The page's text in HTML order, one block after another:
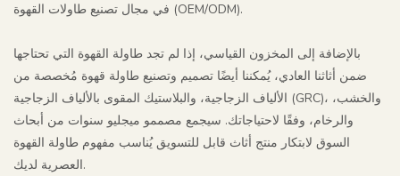
في مجال تصنيع طاولات القهوة (OEM/ODM).
بالإضافة إلى المخزون القياسي، إذا لم تجد طاولة القهوة التي تحتاجها
ضمن أثاثنا العادي، يُمكننا أيضًا تصميم وتصنيع طاولة قهوة مُخصصة من
الألياف الزجاجية، والبلاستيك المقوى بالألياف الزجاجية (GRC)، والخشب،
والرخام، وفقًا لاحتياجاتك. سيجمع مصممو ميجليو سنوات من أبحاث
السوق لابتكار منتج أثاث قابل للتسويق يُناسب مفهوم طاولة القهوة
العصرية لديك.